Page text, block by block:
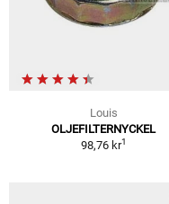
Louis
OLJEFILTERNYCKEL
98,76 kr1